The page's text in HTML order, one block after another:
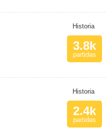
Historia
3.8k
partidas
Historia
2.4k
partidas